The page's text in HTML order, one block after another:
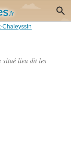
Chaleyssin
situé lieu dit les